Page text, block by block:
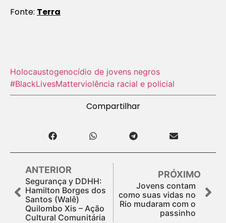
Fonte: Terra
Holocausto‬genocídio de jovens negros
#BlackLivesMatterviolência racial e policial
Compartilhar
ANTERIOR
Segurança y DDHH:
Hamilton Borges dos
Santos (Walê)
Quilombo Xis – Ação
Cultural Comunitária
PRÓXIMO
Jovens contam
como suas vidas no
Rio mudaram com o
passinho